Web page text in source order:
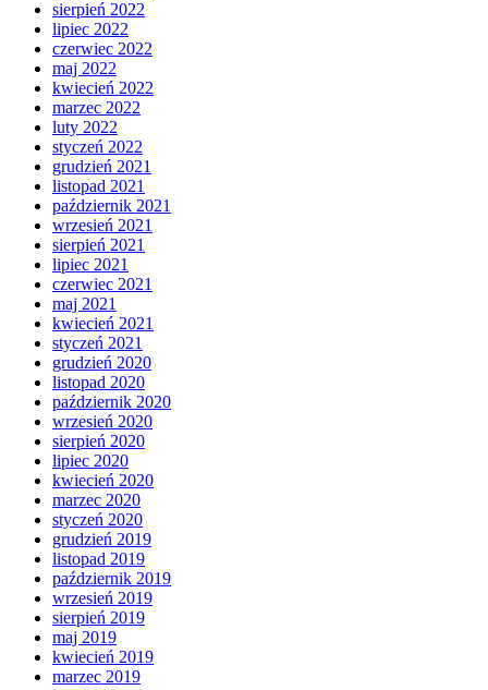
sierpień 2022
lipiec 2022
czerwiec 2022
maj 2022
kwiecień 2022
marzec 2022
luty 2022
styczeń 2022
grudzień 2021
listopad 2021
październik 2021
wrzesień 2021
sierpień 2021
lipiec 2021
czerwiec 2021
maj 2021
kwiecień 2021
styczeń 2021
grudzień 2020
listopad 2020
październik 2020
wrzesień 2020
sierpień 2020
lipiec 2020
kwiecień 2020
marzec 2020
styczeń 2020
grudzień 2019
listopad 2019
październik 2019
wrzesień 2019
sierpień 2019
maj 2019
kwiecień 2019
marzec 2019